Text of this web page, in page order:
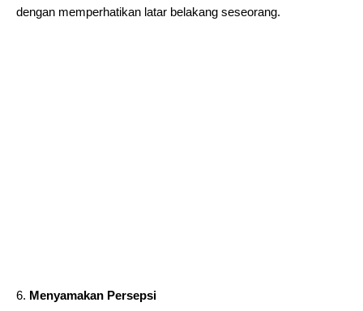
dengan memperhatikan latar belakang seseorang.
Menyamakan Persepsi